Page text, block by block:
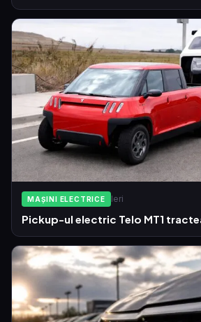
MAȘINI ELECTRICE Ieri
Pickup-ul electric Telo MT1